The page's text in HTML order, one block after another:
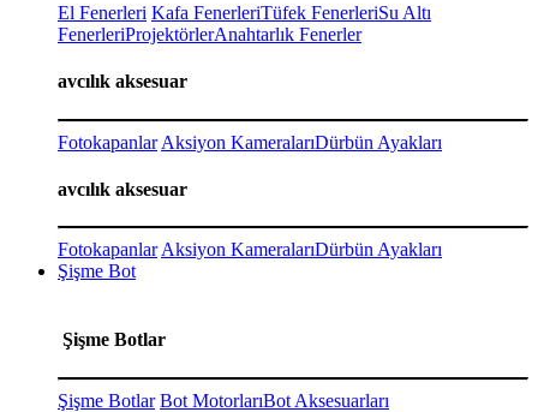
El Fenerleri Kafa FenerleriTüfek FenerleriSu Altı
FenerleriProjektörlerAnahtarlık Fenerler
avcılık aksesuar
Fotokapanlar Aksiyon KameralarıDürbün Ayakları
avcılık aksesuar
Fotokapanlar Aksiyon KameralarıDürbün Ayakları
Şişme Bot
Şişme Botlar
Şişme Botlar Bot MotorlarıBot Aksesuarları